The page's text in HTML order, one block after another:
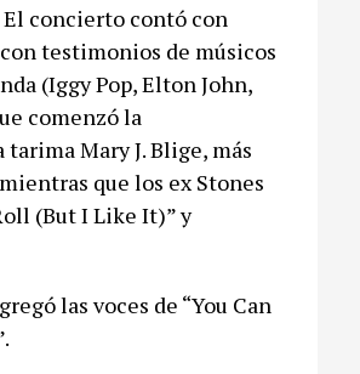
El concierto contó con
testimonios de músicos
(Iggy Pop, Elton John,
comenzó la
Mary J. Blige, más
que los ex Stones
(But I Like It)” y
las voces de “You Can